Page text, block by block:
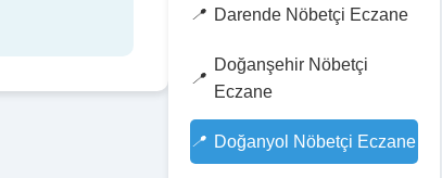
Darende Nöbetçi Eczane
Doğanşehir Nöbetçi
Eczane
Doğanyol Nöbetçi Eczane